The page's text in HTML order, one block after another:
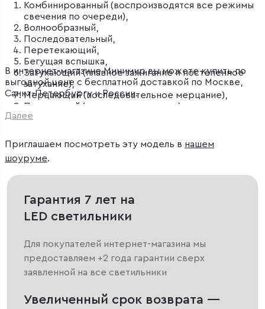
Комбинированный (воспроизводятся все режимы
свечения по очереди),
Волнообразный,
Последовательный,
Перетекающий,
Бегущая вспышка,
Затухающий (плавное зажигание и постепенное
затухание),
Мерцающий (последовательное мерцание),
Постоянный (статичное свечение).
В интернет-магазине Минимир вы можете купить по
выгодной цене с бесплатной доставкой по Москве,
Санкт-Петербургу и России.
Далее
Приглашаем посмотреть эту модель в нашем
шоуруме.
Гарантия 7 лет на
LED светильники
Для покупателей интернет-магазина мы
предоставляем +2 года гарантии сверх
заявленной на все светильники
Увеличенный срок возврата —